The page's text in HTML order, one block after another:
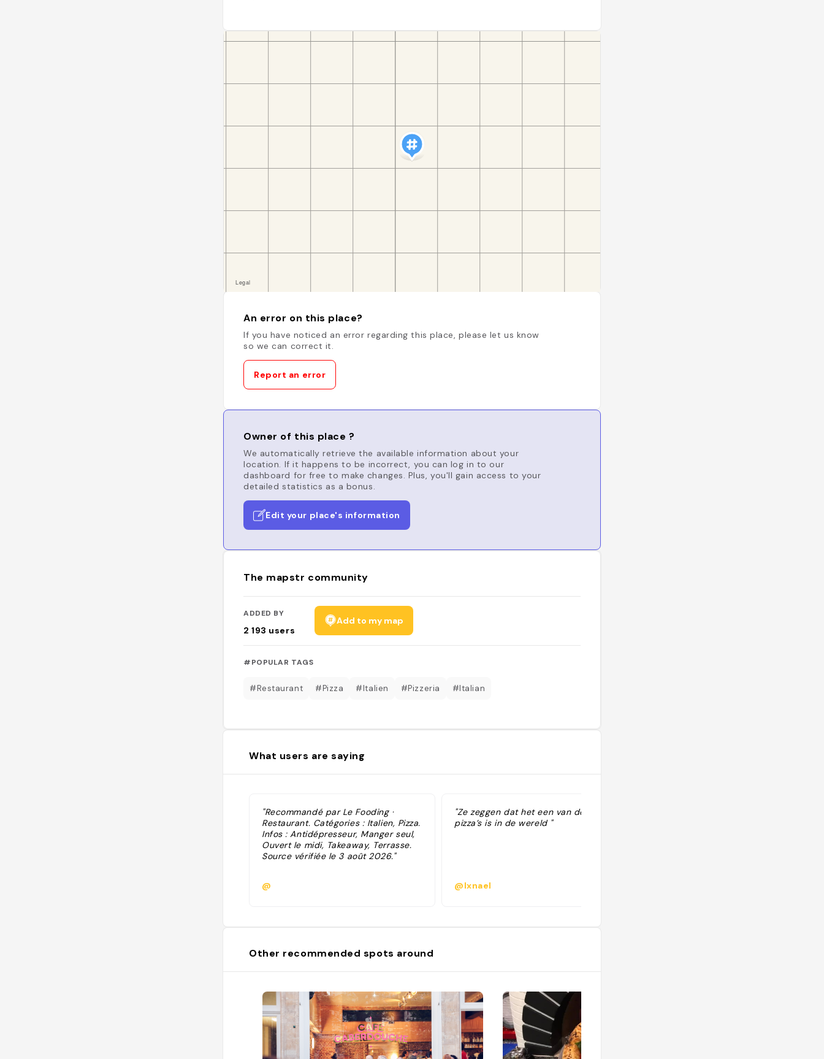
An error on this place?
If you have noticed an error regarding this place, please let us know
so we can correct it.
Report an error
Owner of this place ?
We automatically retrieve the available information about your
location. If it happens to be incorrect, you can log in to our
dashboard for free to make changes. Plus, you'll gain access to your
detailed statistics as a bonus.
Edit your place's information
The mapstr community
ADDED BY
2 193 users
Add to my map
#POPULAR TAGS
#Restaurant #Pizza #Italien #Pizzeria #Italian
What users are saying
"Recommandé par Le Fooding ·
Restaurant. Catégories : Italien, Pizza.
Infos : Antidépresseur, Manger seul,
Ouvert le midi, Takeaway, Terrasse.
Source vérifiée le 3 août 2026."
@
"Ze zeggen dat het een van de beste
pizza’s is in de wereld "
@lxnael
Other recommended spots around